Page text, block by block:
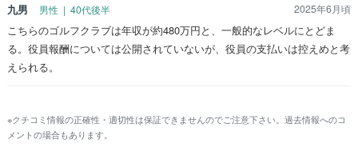
九男 男性 | 40代後半 2025年6月頃
こちらのゴルフクラブは年収が約480万円と、一般的なレベルにとどま
る。役員報酬については公開されていないが、役員の支払いは控えめと考
えられる。
※クチコミ情報の正確性・適切性は保証できませんのでご注意下さい。過去情報へのコ
メントの場合もあります。